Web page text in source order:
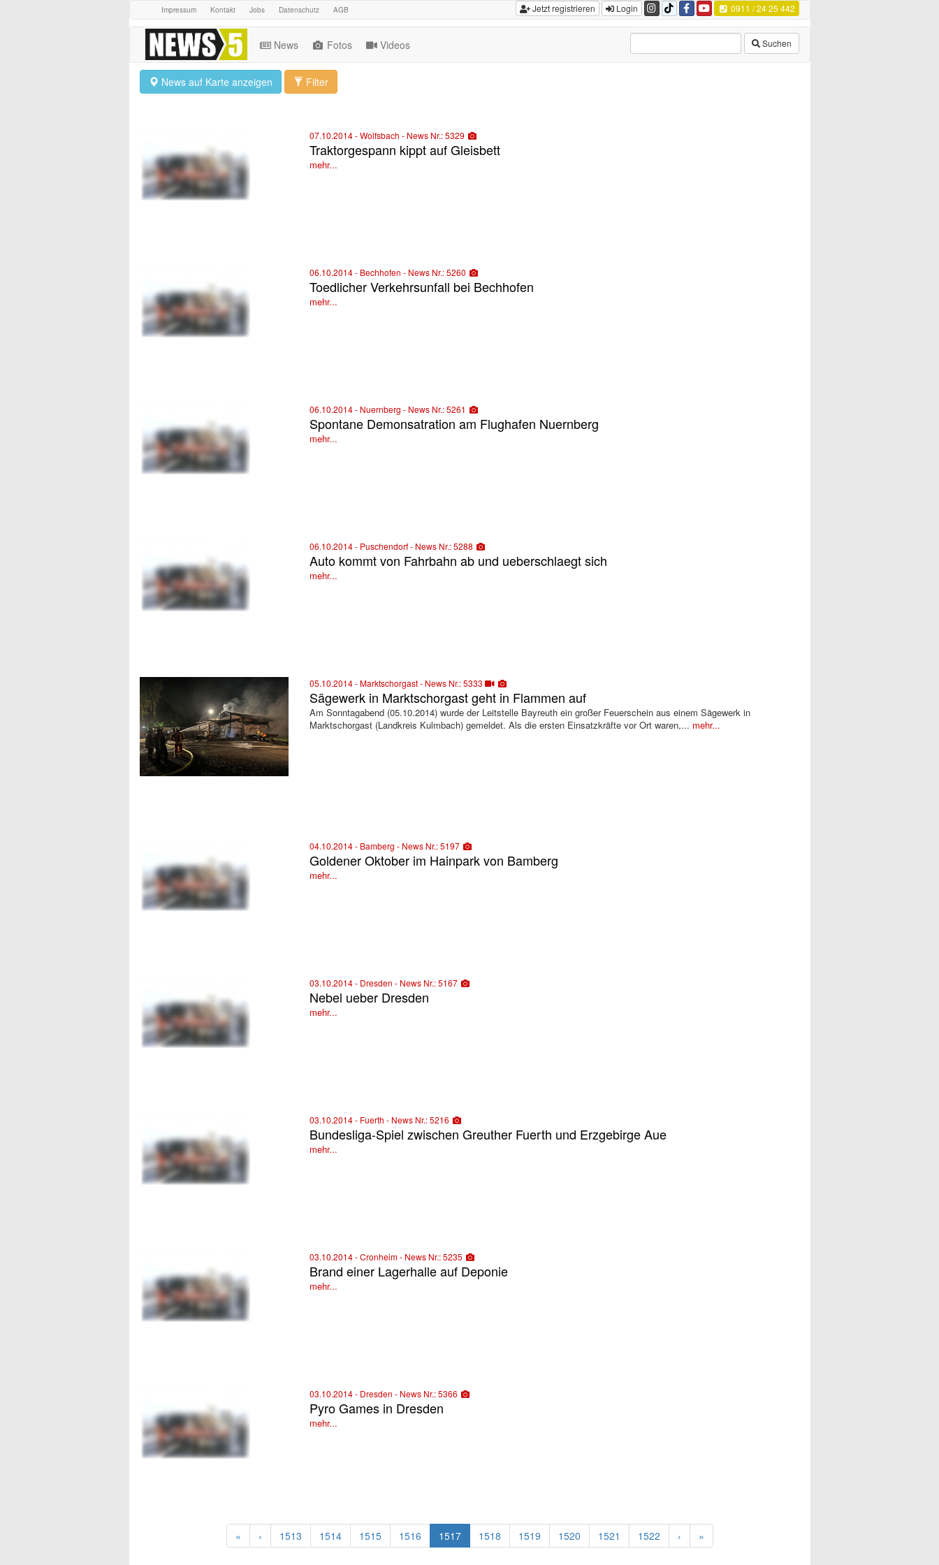
Jetzt registrieren Login 0911 / 24 25 442
Impressum Kontakt Jobs Datenschutz AGB
News Fotos Videos Suchen
News auf Karte anzeigen Filter
07.10.2014 - Wolfsbach - News Nr.: 5329
Traktorgespann kippt auf Gleisbett
mehr...
06.10.2014 - Bechhofen - News Nr.: 5260
Toedlicher Verkehrsunfall bei Bechhofen
mehr...
06.10.2014 - Nuernberg - News Nr.: 5261
Spontane Demonsatration am Flughafen Nuernberg
mehr...
06.10.2014 - Puschendorf - News Nr.: 5288
Auto kommt von Fahrbahn ab und ueberschlaegt sich
mehr...
05.10.2014 - Marktschorgast - News Nr.: 5333
Sägewerk in Marktschorgast geht in Flammen auf
Am Sonntagabend (05.10.2014) wurde der Leitstelle Bayreuth ein großer Feuerschein aus einem Sägewerk in
Marktschorgast (Landkreis Kulmbach) gemeldet. Als die ersten Einsatzkräfte vor Ort waren,... mehr...
04.10.2014 - Bamberg - News Nr.: 5197
Goldener Oktober im Hainpark von Bamberg
mehr...
03.10.2014 - Dresden - News Nr.: 5167
Nebel ueber Dresden
mehr...
03.10.2014 - Fuerth - News Nr.: 5216
Bundesliga-Spiel zwischen Greuther Fuerth und Erzgebirge Aue
mehr...
03.10.2014 - Cronheim - News Nr.: 5235
Brand einer Lagerhalle auf Deponie
mehr...
03.10.2014 - Dresden - News Nr.: 5366
Pyro Games in Dresden
mehr...
« ‹ 1513 1514 1515 1516 1517 1518 1519 1520 1521 1522 › »